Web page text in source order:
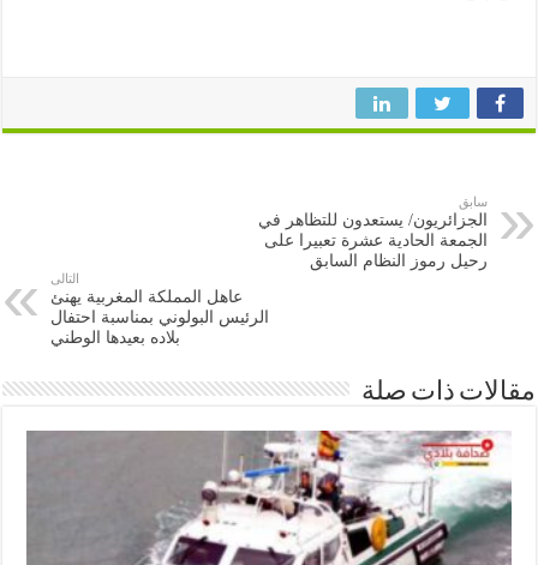
الجزائريون/ يستعدون للتظاهر في
الجمعة الحادية عشرة تعبيرا على
رحيل رموز النظام السابق
عاهل المملكة المغربية يهنئ
الرئيس البولوني بمناسبة احتفال
بلاده بعيدها الوطني
ذات صلة